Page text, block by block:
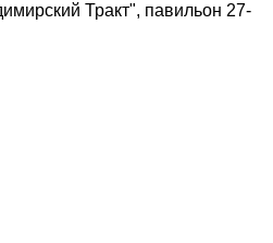
Тракт", павильон 27-